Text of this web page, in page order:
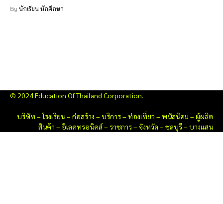
By นักเรียน นักศึกษา
© 2024 Education Of Thailand Corporation.
บริษัท –โรงเรียน– ก่อสร้าง – บริการ– ท่องเที่ยว – พนัสนิคม – ผู้ผลิต
สินค้า – อิเลคทรอนิคส์– ราชการ– จังหวัด – ชลบุรี– บางแสน